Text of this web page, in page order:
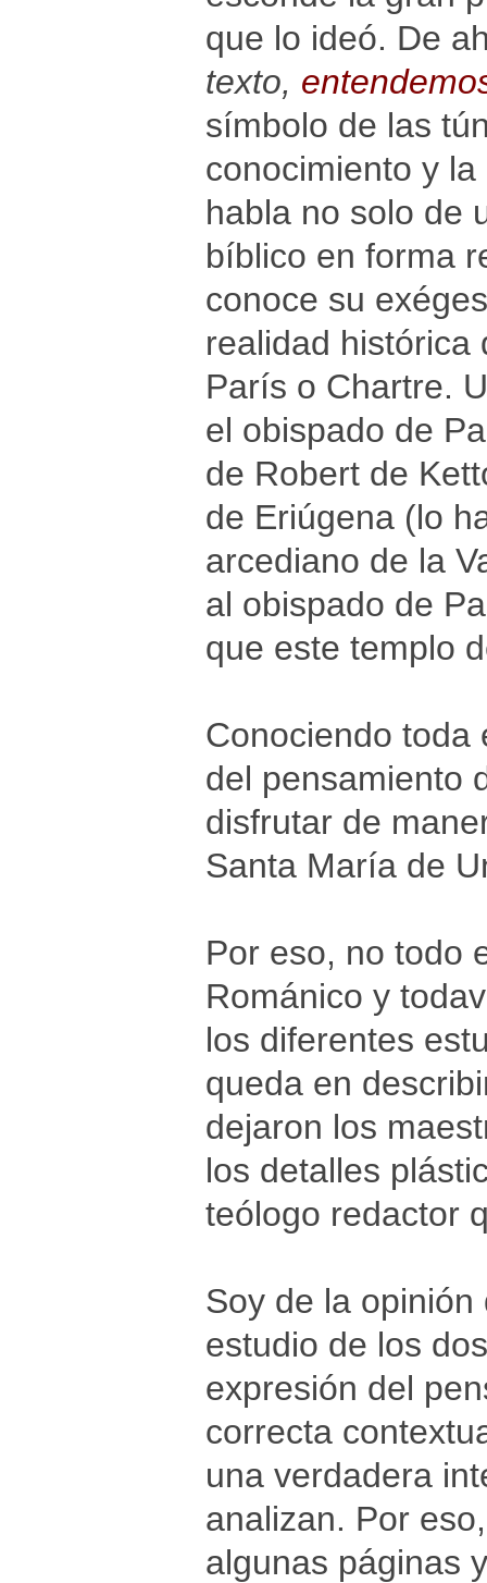
que lo ideó. De
texto,
símbolo de las
conocimiento y
habla no solo de
bíblico en forma
conoce su
realidad histórica
París o Chartre.
el obispado de
de Robert de
de Eriúgena (lo
arcediano de la
al obispado de
que este templo
Conociendo toda
del pensamiento
disfrutar de
Santa María de
Por eso, no todo
Románico y
los diferentes
queda en
dejaron los
los detalles
teólogo redactor
Soy de la
estudio de los
expresión del
correcta
una verdadera
analizan. Por
algunas páginas